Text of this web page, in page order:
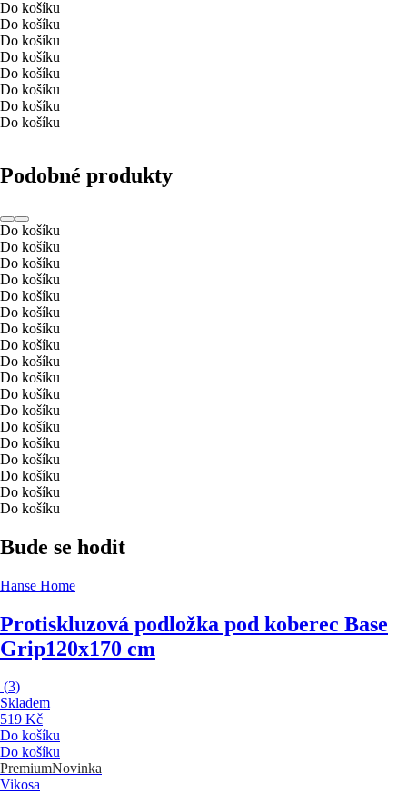
Do košíku
Do košíku
Do košíku
Do košíku
Do košíku
Do košíku
Do košíku
Do košíku
Podobné produkty
Do košíku
Do košíku
Do košíku
Do košíku
Do košíku
Do košíku
Do košíku
Do košíku
Do košíku
Do košíku
Do košíku
Do košíku
Do košíku
Do košíku
Do košíku
Do košíku
Do košíku
Do košíku
Bude se hodit
Hanse Home
Protiskluzová podložka pod koberec Base
Grip120x170 cm
(3)
Skladem
519 Kč
Do košíku
Do košíku
PremiumNovinka
Vikosa